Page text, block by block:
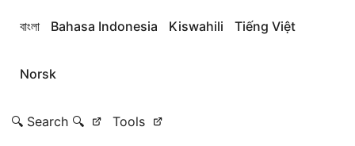
বাংলা Bahasa Indonesia Kiswahili Tiếng Việt
Norsk
🔍 Search 🔍 Tools